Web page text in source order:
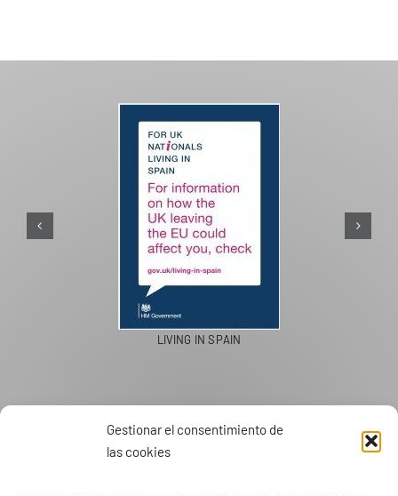
Gestionar el consentimiento de
las cookies
PASEOS EN CAMELLO